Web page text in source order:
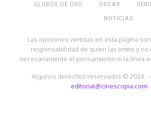
GLOBOS DE ORO
OSCAR
NOTICIAS
Las opiniones vertidas en esta página
responsabilidad de quien las emite y no
necesariamente el pensamiento ni la línea
Algunos derechos reservados © 2026
editorial@cinescopia.com